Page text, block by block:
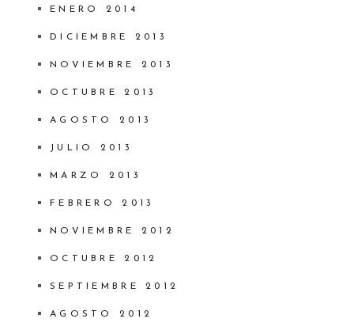
ENERO 2014
DICIEMBRE 2013
NOVIEMBRE 2013
OCTUBRE 2013
AGOSTO 2013
JULIO 2013
MARZO 2013
FEBRERO 2013
NOVIEMBRE 2012
OCTUBRE 2012
SEPTIEMBRE 2012
AGOSTO 2012